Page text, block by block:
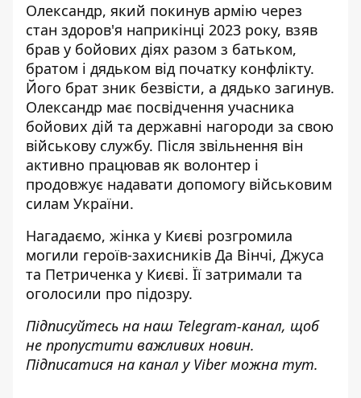
Олександр, який покинув армію через
стан здоров'я наприкінці 2023 року, взяв
брав у бойових діях разом з батьком,
братом і дядьком від початку конфлікту.
Його брат зник безвісти, а дядько загинув.
Олександр має посвідчення учасника
бойових дій та державні нагороди за свою
військову службу. Після звільнення він
активно працював як волонтер і
продовжує надавати допомогу військовим
силам України.
Нагадаємо, жінка у Києві розгромила
могили героїв-захисників Да Вінчі, Джуса
та Петриченка у Києві. Її затримали та
оголосили про підозру.
Підписуйтесь на наш Telegram-канал, щоб
не пропустити важливих новин.
Підписатися на канал у Viber можна тут.